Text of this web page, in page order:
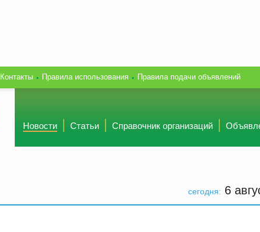
Контакты Правила использования Правила подачи объявлений
Новости Статьи Справочник организаций
сегодня: 6